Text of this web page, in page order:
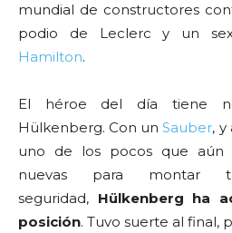
mundial de constructores
podio de Leclerc y un
Hamilton.
El héroe del día tiene
Hülkenberg. Con unSauber,
uno de los pocos que aún
nuevas para
seguridad, Hülkenberg ha
posición. Tuvo suerte al final,